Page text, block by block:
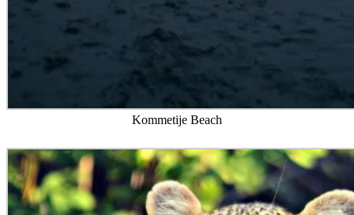
Kommetije Beach